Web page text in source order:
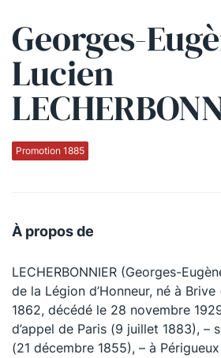
Georges-
Lucien
Promotion 1885
À propos de
LECHERBONNIER (Georges-
de la Légion d’Honneur, né à
1862, décédé le 28 novembre
d’appel de Paris (9 juillet 1883), –
(21 décembre 1855), – à
Qui sommes-nous ?
La Conférence
La Conférence de Renfort
La défense pénale
La Conférence Berryer
La Petite Conférence